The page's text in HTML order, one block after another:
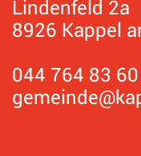
Lindenfeld 2a
8926 Kappel
044 764 83 60